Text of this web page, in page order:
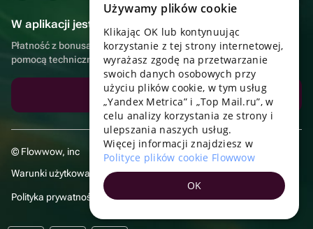
W aplikacji jest to jeszcze wygodniejsze!
Płatność z bonusami, samodzielna dostawa, wygodny czat z
pomocą techniczną
Pobierz aplikację
© Flowwow, inc
Warunki użytkowania
Polityka prywatności
UKRAINIAN
PORTUGUESE
SPANISH
TURKISH
Używamy plików cookie
Klikając OK lub kontynuując
korzystanie z tej strony internetowej,
wyrażasz zgodę na przetwarzanie
swoich danych osobowych przy
użyciu plików cookie, w tym usług
„Yandex Metrica” i „Top Mail.ru”, w
celu analizy korzystania ze strony i
ulepszania naszych usług.
Więcej informacji znajdziesz w
Polityce plików cookie Flowwow
OK